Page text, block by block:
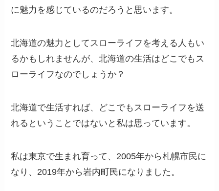
に魅力を感じているのだろうと思います。
北海道の魅力としてスローライフを考える人もい
るかもしれませんが、北海道の生活はどこでもス
ローライフなのでしょうか？
北海道で生活すれば、どこでもスローライフを送
れるということではないと私は思っています。
私は東京で生まれ育って、2005年から札幌市民に
なり、2019年から岩内町民になりました。